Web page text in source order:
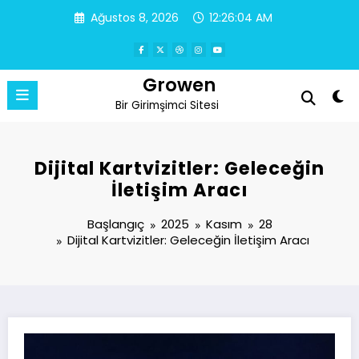
Ağustos 8, 2026 12:26:04 AM
Growen
Bir Girimşimci Sitesi
Dijital Kartvizitler: Geleceğin
İletişim Aracı
Başlangıç 2025 Kasım
28
Dijital Kartvizitler: Geleceğin İletişim Aracı